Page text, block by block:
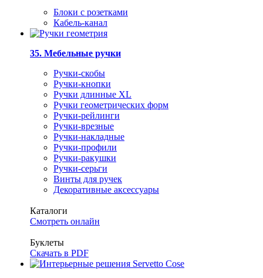
Блоки с розетками
Кабель-канал
35. Мебельные ручки
Ручки-скобы
Ручки-кнопки
Ручки длинные XL
Ручки геометрических форм
Ручки-рейлинги
Ручки-врезные
Ручки-накладные
Ручки-профили
Ручки-ракушки
Ручки-серьги
Винты для ручек
Декоративные аксессуары
Каталоги
Смотреть онлайн
Буклеты
Скачать в PDF